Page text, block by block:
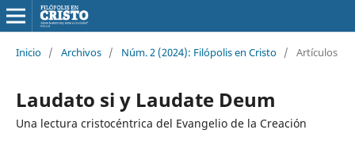
Inicio / Archivos / Núm. 2 (2024): Filópolis en Cristo / Artículos
Laudato si y Laudate Deum
Una lectura cristocéntrica del Evangelio de la Creación